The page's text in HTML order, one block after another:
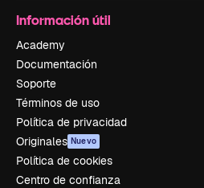
Información útil
Academy
Documentación
Soporte
Términos de uso
Política de privacidad
Originales Nuevo
Política de cookies
Centro de confianza